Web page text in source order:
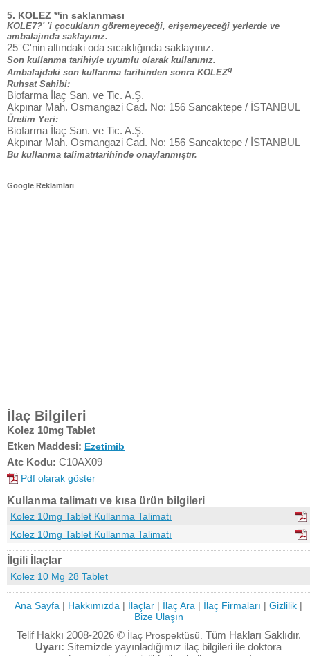
5. KOLEZ *'in saklanması
KOLE7?' 'i çocukların göremeyeceği, erişemeyeceği yerlerde ve
ambalajında saklayınız.
25°C'nin altındaki oda sıcaklığında saklayınız.
Son kullanma tarihiyle uyumlu olarak kullanınız.
Ambalajdaki son kullanma tarihinden sonra KOLEZg
Ruhsat Sahibi:
Biofarma İlaç San. ve Tic. A.Ş.
Akpınar Mah. Osmangazi Cad. No: 156 Sancaktepe / İSTANBUL
Üretim Yeri:
Biofarma İlaç San. ve Tic. A.Ş.
Akpınar Mah. Osmangazi Cad. No: 156 Sancaktepe / İSTANBUL
Bu kullanma talimatıtarihinde onaylanmıştır.
Google Reklamları
İlaç Bilgileri
Kolez 10mg Tablet
Etken Maddesi: Ezetimib
Atc Kodu: C10AX09
Pdf olarak göster
Kullanma talimatı ve kısa ürün bilgileri
Kolez 10mg Tablet Kullanma Talimatı
Kolez 10mg Tablet Kullanma Talimatı
İlgili İlaçlar
Kolez 10 Mg 28 Tablet
Ana Sayfa | Hakkımızda | İlaçlar | İlaç Ara | İlaç Firmaları | Gizlilik |
Bize Ulaşın
Telif Hakkı 2008-2026 © İlaç Prospektüsü. Tüm Hakları Saklıdır.
Uyarı: Sitemizde yayınladığımız ilaç bilgileri ile doktora